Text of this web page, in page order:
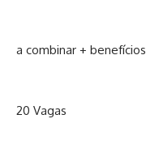
a combinar + benefícios
20 Vagas